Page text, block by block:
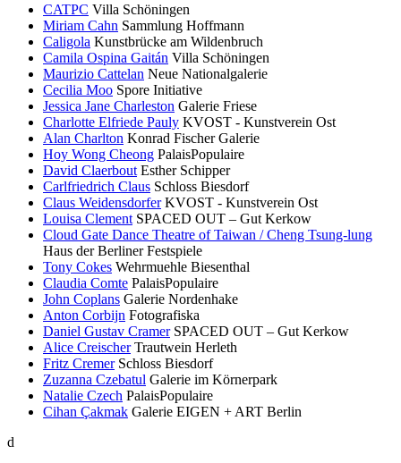
CATPC Villa Schöningen
Miriam Cahn Sammlung Hoffmann
Caligola Kunstbrücke am Wildenbruch
Camila Ospina Gaitán Villa Schöningen
Maurizio Cattelan Neue Nationalgalerie
Cecilia Moo Spore Initiative
Jessica Jane Charleston Galerie Friese
Charlotte Elfriede Pauly KVOST - Kunstverein Ost
Alan Charlton Konrad Fischer Galerie
Hoy Wong Cheong PalaisPopulaire
David Claerbout Esther Schipper
Carlfriedrich Claus Schloss Biesdorf
Claus Weidensdorfer KVOST - Kunstverein Ost
Louisa Clement SPACED OUT – Gut Kerkow
Cloud Gate Dance Theatre of Taiwan / Cheng Tsung-lung
Haus der Berliner Festspiele
Tony Cokes Wehrmuehle Biesenthal
Claudia Comte PalaisPopulaire
John Coplans Galerie Nordenhake
Anton Corbijn Fotografiska
Daniel Gustav Cramer SPACED OUT – Gut Kerkow
Alice Creischer Trautwein Herleth
Fritz Cremer Schloss Biesdorf
Zuzanna Czebatul Galerie im Körnerpark
Natalie Czech PalaisPopulaire
Cihan Çakmak Galerie EIGEN + ART Berlin
d